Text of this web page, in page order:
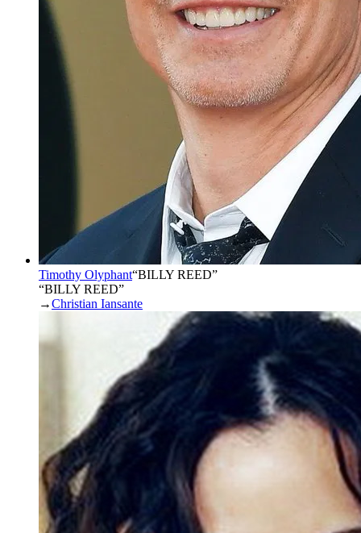
Timothy Olyphant“BILLY REED”
“BILLY REED”
→Christian Iansante